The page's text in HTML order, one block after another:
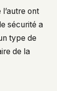
ont
sécurité a
type de
de la